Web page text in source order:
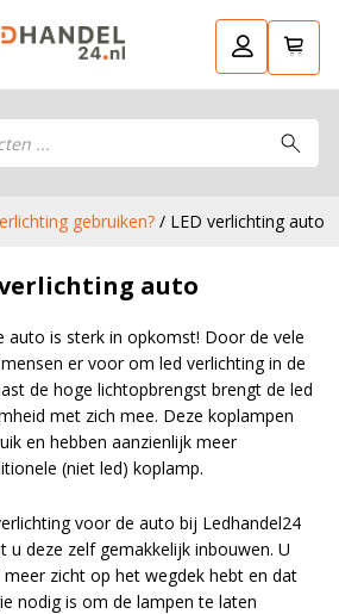
verlichting
gevelverlichting
gevelverlichting
gebruiken? / LED verlichting auto
verlichting auto
auto is sterk in opkomst! Door de vele
er voor om led verlichting in de
de hoge lichtopbrengst brengt de led
met zich mee. Deze koplampen
en hebben aanzienlijk meer
(niet led) koplamp.
voor de auto bij Ledhandel24
u deze zelf gemakkelijk inbouwen. U
zicht op het wegdek hebt en dat
nodig is om de lampen te laten